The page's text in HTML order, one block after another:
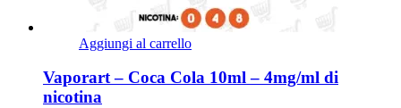
Aggiungi al carrello
Vaporart – Coca Cola 10ml – 4mg/ml di
nicotina